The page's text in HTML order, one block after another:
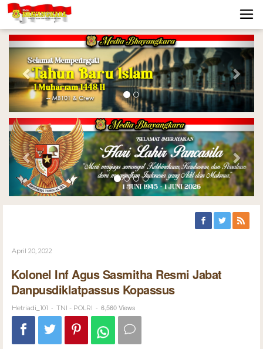
Previous Next
Previous Next
April 20, 2022
Kolonel Inf Agus Sasmitha Resmi Jabat
Danpusdiklatpassus Kopassus
Hetriadi_101 - TNI - POLRI - 6,560 Views